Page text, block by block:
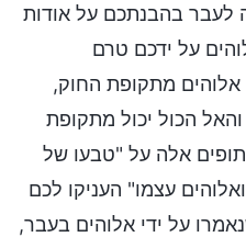
לעבר בהבנתכם על אודות
על ידכם טרם
מתקופת החוק,
הכול יכול מתקופת
אלה על "טבעו של
עצמו" העניקו לכם
על ידי אלוהים בעבר,